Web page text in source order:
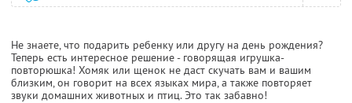
Не знаете, что подарить ребенку или другу на день рождения?
Теперь есть интересное решение - говорящая игрушка-
повторюшка! Хомяк или щенок не даст скучать вам и вашим
близким, он говорит на всех языках мира, а также повторяет
звуки домашних животных и птиц. Это так забавно!